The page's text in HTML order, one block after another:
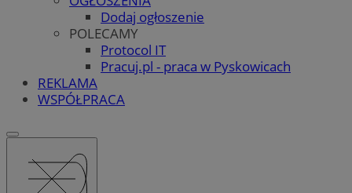
Dodaj ogłoszenie
POLECAMY
Protocol IT
Pracuj.pl - praca w Pyskowicach
REKLAMA
WSPÓŁPRACA